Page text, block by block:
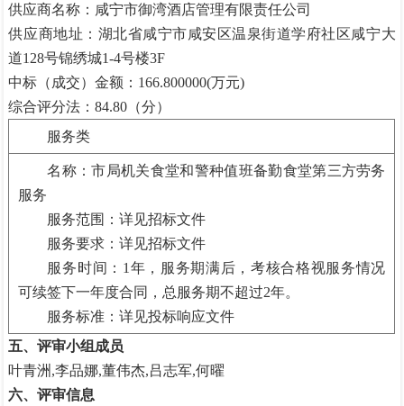
供应商名称：咸宁市御湾酒店管理有限责任公司
供应商地址：湖北省咸宁市咸安区温泉街道学府社区咸宁大
道128号锦绣城1-4号楼3F
中标（成交）金额： 166.800000(万元)
综合评分法：84.80（分）
服务类
名称：市局机关食堂和警种值班备勤食堂第三方劳务
服务
服务范围：详见招标文件
服务要求：详见招标文件
服务时间： 1年，服务期满后，考核合格视服务情况
可续签下一年度合同，总服务期不超过2年。
服务标准：详见投标响应文件
五、评审小组成员
叶青洲 ,李品娜,董伟杰,吕志军,何曜
六、评审信息